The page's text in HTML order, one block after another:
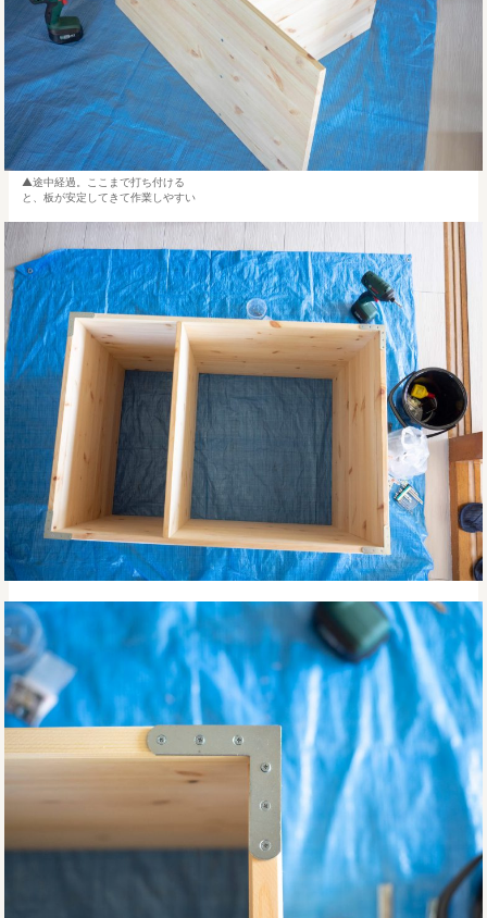
途中経過。ここまで打ち付ける
と、板が安定してきて作業しやすい